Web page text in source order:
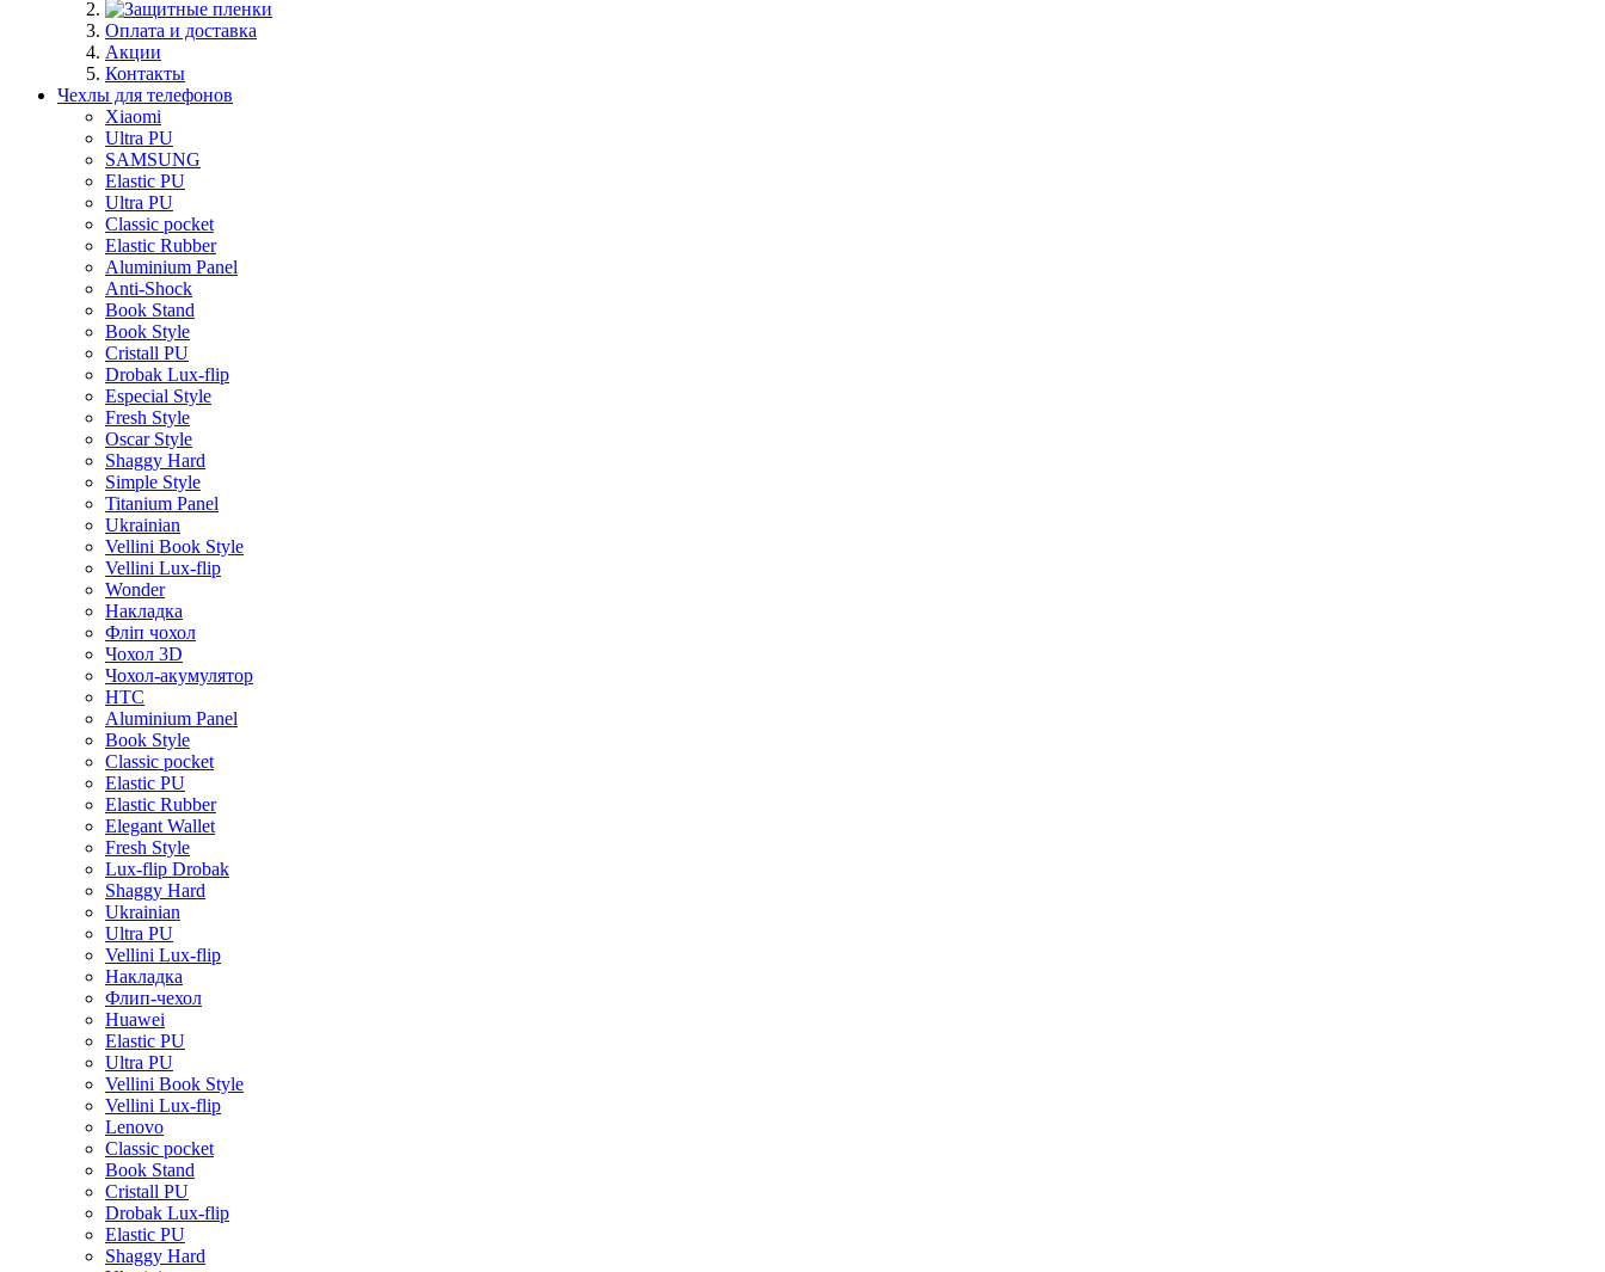
Оплата и доставка
Акции
Контакты
Чехлы для телефонов
Xiaomi
Ultra PU
SAMSUNG
Elastic PU
Ultra PU
Classic pocket
Elastic Rubber
Aluminium Panel
Anti-Shock
Book Stand
Book Style
Cristall PU
Drobak Lux-flip
Especial Style
Fresh Style
Oscar Style
Shaggy Hard
Simple Style
Titanium Panel
Ukrainian
Vellini Book Style
Vellini Lux-flip
Wonder
Накладка
Фліп чохол
Чохол 3D
Чохол-акумулятор
HTC
Aluminium Panel
Book Style
Classic pocket
Elastic PU
Elastic Rubber
Elegant Wallet
Fresh Style
Lux-flip Drobak
Shaggy Hard
Ukrainian
Ultra PU
Vellini Lux-flip
Накладка
Флип-чехол
Huawei
Elastic PU
Ultra PU
Vellini Book Style
Vellini Lux-flip
Lenovo
Classic pocket
Book Stand
Cristall PU
Drobak Lux-flip
Elastic PU
Shaggy Hard